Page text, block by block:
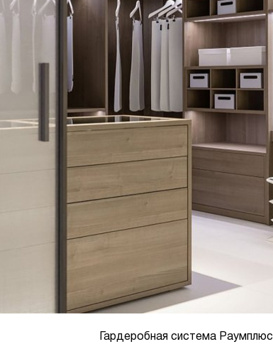
Гардеробная система Раумплюс